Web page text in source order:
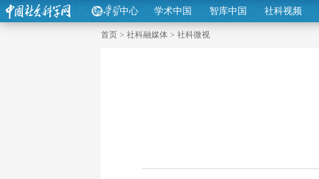
中心 学术中国 智库中国 社科视频
首页 > 社科融媒体 > 社科微视